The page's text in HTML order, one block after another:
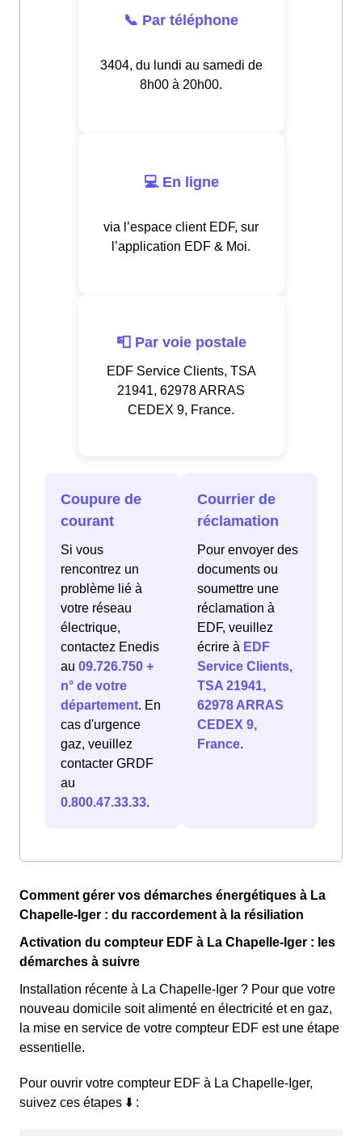
📞 Par téléphone
3404, du lundi au samedi de
8h00 à 20h00.
💻 En ligne
via l’espace client EDF, sur
l’application EDF & Moi.
📮 Par voie postale
EDF Service Clients, TSA
21941, 62978 ARRAS
CEDEX 9, France.
Coupure de
courant
Si vous
rencontrez un
problème lié à
votre réseau
électrique,
contactez Enedis
au 09.726.750 +
n° de votre
département. En
cas d'urgence
gaz, veuillez
contacter GRDF
au
0.800.47.33.33.
Courrier de
réclamation
Pour envoyer des
documents ou
soumettre une
réclamation à
EDF, veuillez
écrire à EDF
Service Clients,
TSA 21941,
62978 ARRAS
CEDEX 9,
France.
Comment gérer vos démarches énergétiques à La
Chapelle-Iger : du raccordement à la résiliation
Activation du compteur EDF à La Chapelle-Iger : les
démarches à suivre
Installation récente à La Chapelle-Iger ? Pour que votre
nouveau domicile soit alimenté en électricité et en gaz,
la mise en service de votre compteur EDF est une étape
essentielle.
Pour ouvrir votre compteur EDF à La Chapelle-Iger,
suivez ces étapes ⬇️ :